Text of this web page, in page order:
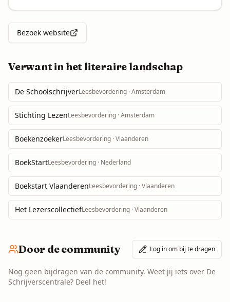
Bezoek website
Verwant in het literaire landschap
De SchoolschrijverLeesbevordering · Amsterdam
Stichting LezenLeesbevordering · Amsterdam
BoekenzoekerLeesbevordering · Vlaanderen
BoekStartLeesbevordering · Nederland
Boekstart VlaanderenLeesbevordering · Vlaanderen
Het LezerscollectiefLeesbevordering · Vlaanderen
Door de community Log in om bij te dragen
Nog geen bijdragen van de community. Weet jij iets over De
Schrijverscentrale? Deel het!